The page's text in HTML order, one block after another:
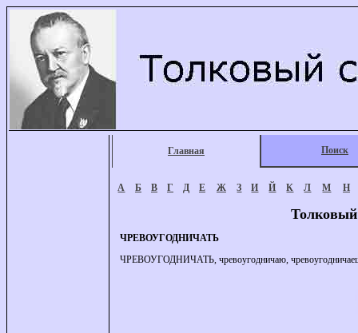
Главная Поиск
А Б В Г Д Е Ж З И Й К Л М Н
ЧРЕВОУГОДНИЧАТЬ
ЧРЕВОУГОДНИЧАТЬ, чревоугодничаю,